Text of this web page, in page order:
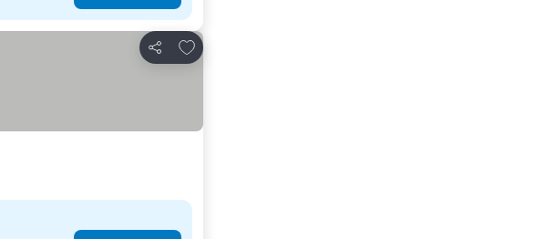
Partilhar
Adicionar aos favoritos